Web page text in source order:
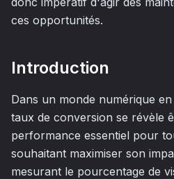
ces opportunités.
Introduction
Dans un monde numérique
taux de conversion se révèle
performance essentiel pour
souhaitant maximiser son
mesurant le pourcentage de